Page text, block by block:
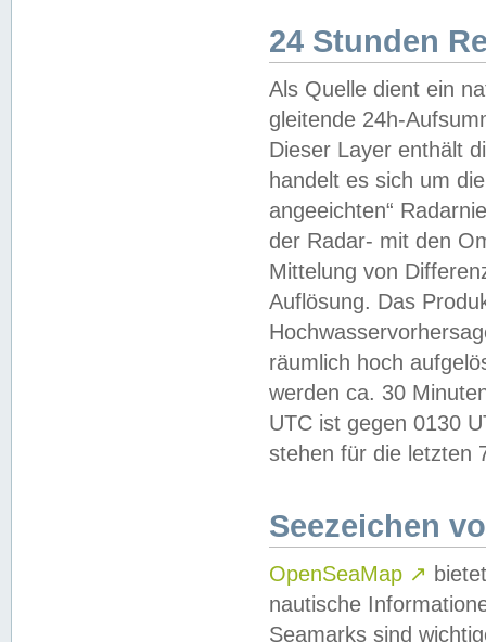
24 Stunden
Als Quelle dient ein
gleitende 24h-
Dieser Layer enthält
handelt es sich um
angeeichten“
der Radar- mit den
Mittelung von
Auflösung. Das
räumlich hoch
werden ca. 30
UTC ist gegen 0130
stehen für die letzten
Seezeichen
OpenSeaMap ↗
nautische
Seamarks sind